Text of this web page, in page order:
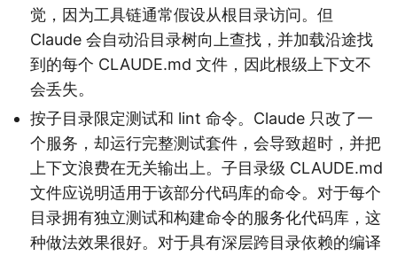
觉，因为工具链通常假设从根目录访问。但
Claude 会自动沿目录树向上查找，并加载沿途找
到的每个 CLAUDE.md 文件，因此根级上下文不
会丢失。
按子目录限定测试和 lint 命令。Claude 只改了一
个服务，却运行完整测试套件，会导致超时，并把
上下文浪费在无关输出上。子目录级 CLAUDE.md
文件应说明适用于该部分代码库的命令。对于每个
目录拥有独立测试和构建命令的服务化代码库，这
种做法效果很好。对于具有深层跨目录依赖的编译